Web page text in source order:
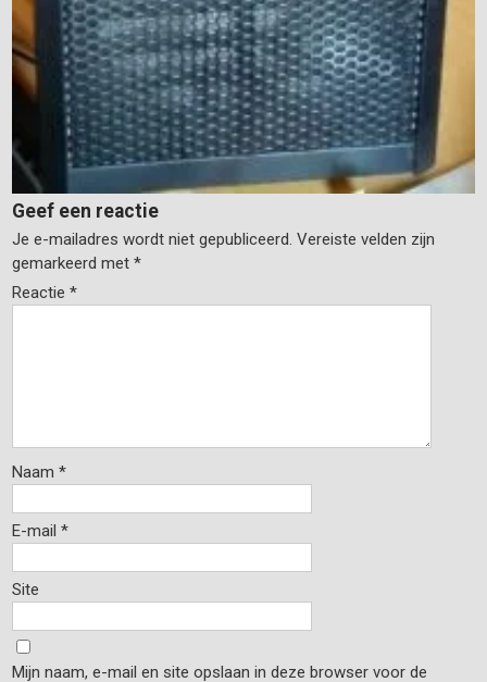
Geef een reactie
Je e-mailadres wordt niet gepubliceerd. Vereiste velden zijn
gemarkeerd met*
Reactie*
Naam*
E-mail*
Site
Mijn naam, e-mail en site opslaan in deze browser voor de